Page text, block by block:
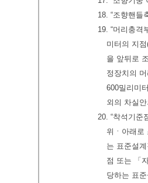
18. “조향핸들
19. “머리충격
미터의 지
을 앞뒤로
정장치의
600밀리미
외의 차실
20. “착석기준
위ㆍ아래로
는 표준설
점 또는 「
당하는 표